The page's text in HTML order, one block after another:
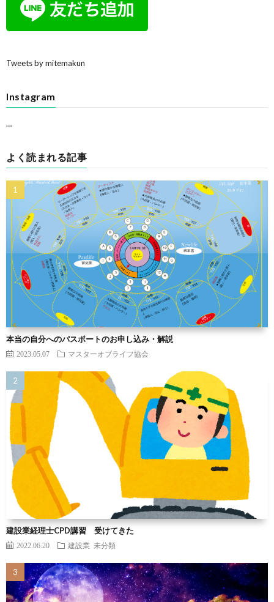
Tweets by mitemakun
Instagram
…
よく読まれる記事
本当の自分へのパスポートのお申し込み・解説
2023.05.07 マスターオブライフ協会
建設業経理士CPD講習 受けてきた
2022.06.20 建設業 未分類